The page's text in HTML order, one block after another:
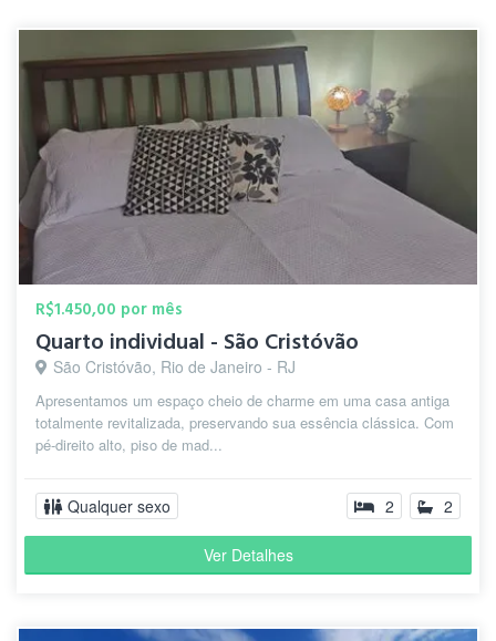
R$1.450,00 por mês
Quarto individual - São Cristóvão
São Cristóvão, Rio de Janeiro - RJ
Apresentamos um espaço cheio de charme em uma casa antiga
totalmente revitalizada, preservando sua essência clássica. Com
pé-direito alto, piso de mad...
Qualquer sexo 2 2
Ver Detalhes